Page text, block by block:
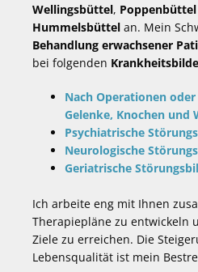
Wellingsbüttel, Poppenbüttel
Hummelsbüttel an. Mein
Behandlung erwachsener
bei folgenden
Nach Operationen
Gelenke, Knochen und
Psychiatrische
Neurologische
Geriatrische
Ich arbeite eng mit Ihnen
Therapiepläne zu entwickeln
Ziele zu erreichen. Die
Lebensqualität ist mein